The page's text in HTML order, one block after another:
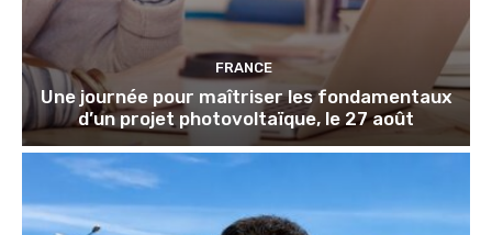
FRANCE
Une journée pour maîtriser les fondamentaux
d’un projet photovoltaïque, le 27 août